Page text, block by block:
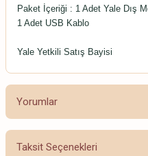
Paket İçeriği : 1 Adet Yale Dış
1 Adet USB Kablo
Yale Yetkili Satış Bayisi
Yorumlar
Taksit Seçenekleri